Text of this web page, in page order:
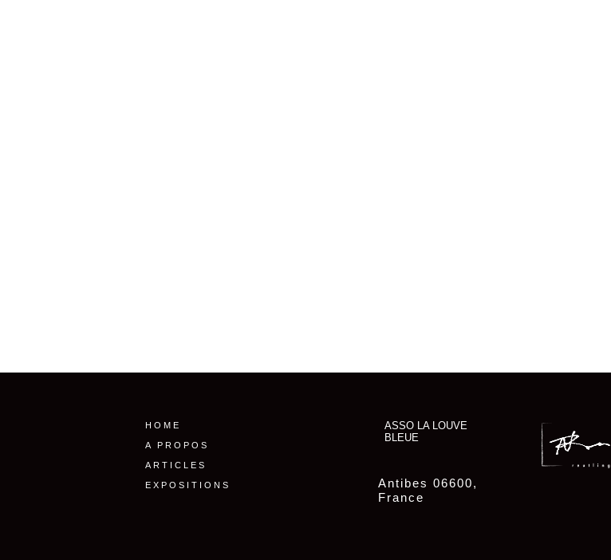
HOME
A PROPOS
ARTICLES
EXPOSITIONS
ASSO LA LOUVE
BLEUE
Antibes 06600,
France